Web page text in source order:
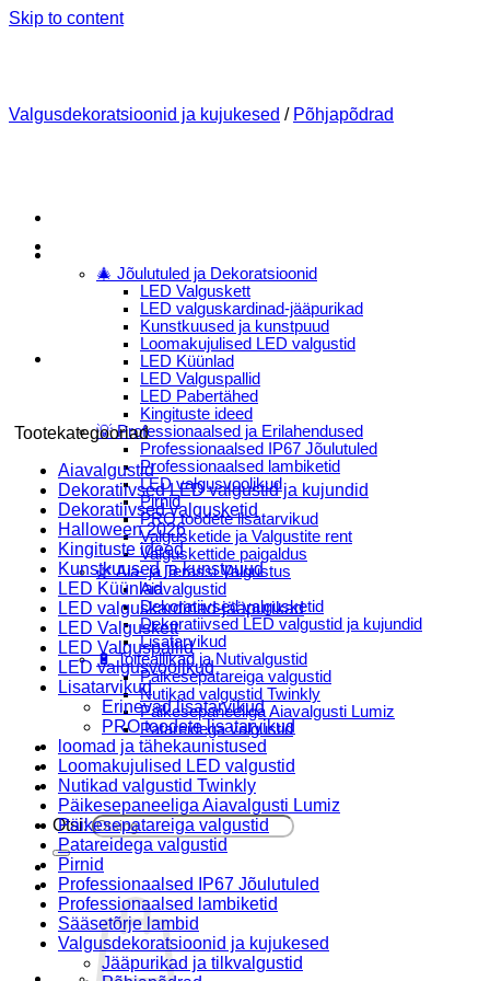
Skip to content
🎄 Jõulutuled ja Dekoratsioonid
LED Valguskett
LED valguskardinad-jääpurikad
Kunstkuused ja kunstpuud
Loomakujulised LED valgustid
LED Küünlad
LED Valguspallid
LED Pabertähed
Kingituste ideed
💡 Professionaalsed ja Erilahendused
Professionaalsed IP67 Jõulutuled
Professionaalsed lambiketid
LED valgusvoolikud
Pirnid
PRO toodete lisatarvikud
Valgusketide ja Valgustite rent
Valguskettide paigaldus
🌿 Aia- ja Terassi Valgustus
Aiavalgustid
Dekoratiivsed valgusketid
Dekoratiivsed LED valgustid ja kujundid
Lisatarvikud
🔋 Toiteallikad ja Nutivalgustid
Päikesepatareiga valgustid
Nutikad valgustid Twinkly
Päikesepaneeliga Aiavalgusti Lumiz
Patareidega valgustid
Päikeselaternad Lumiz
Valguskettide paigaldus
Blogi
Otsi:
Valgusdekoratsioonid ja kujukesed / Põhjapõdrad
Tootekategooriad
Aiavalgustid
Dekoratiivsed LED valgustid ja kujundid
Dekoratiivsed valgusketid
Halloween 2026
Kingituste ideed
Kunstkuused ja kunstpuud
LED Küünlad
LED valguskardinad-jääpurikad
LED Valguskett
LED Valguspallid
LED valgusvoolikud
Lisatarvikud
Erinevad lisatarvikud
PRO toodete lisatarvikud
loomad ja tähekaunistused
Loomakujulised LED valgustid
Nutikad valgustid Twinkly
Päikesepaneeliga Aiavalgusti Lumiz
Päikesepatareiga valgustid
Patareidega valgustid
Pirnid
Professionaalsed IP67 Jõulutuled
Professionaalsed lambiketid
Sääsetõrje lambid
Valgusdekoratsioonid ja kujukesed
Jääpurikad ja tilkvalgustid